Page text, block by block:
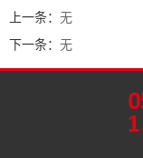
上一条： 无
下一条： 无